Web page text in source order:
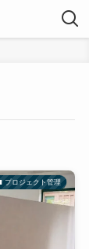
プロジェクト管理